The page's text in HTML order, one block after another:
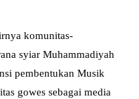
komunitas-
syiar Muhammadiyah
pembentukan Musik
gowes sebagai media